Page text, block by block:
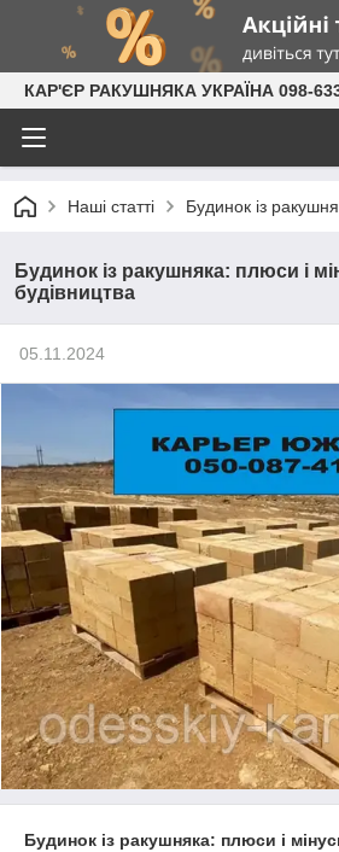
КАР'ЄР РАКУШНЯКА УКРАЇНА 098-
Наші статті Будинок із
Будинок із ракушняка: плюси і
будівництва
05.11.2024
Будинок із ракушняка: плюси і